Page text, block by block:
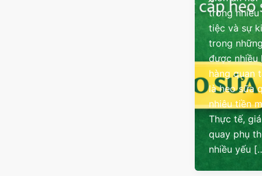
trong nhiều
tiệc và sự
trong
được nhiều
hàng quan
là heo sữa
nhiêu tiền
Thực tế,
quay phụ
nhiều yếu